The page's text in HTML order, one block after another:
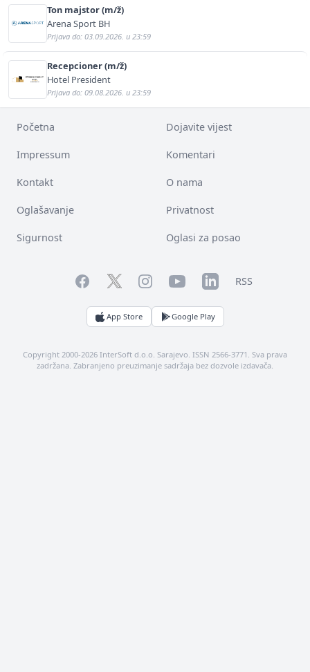
Ton majstor (m/ž)
Arena Sport BH
Prijava do: 03.09.2026. u 23:59
Recepcioner (m/ž)
Hotel President
Prijava do: 09.08.2026. u 23:59
Početna Dojavite vijest
Impressum Komentari
Kontakt O nama
Oglašavanje Privatnost
Sigurnost Oglasi za posao
FacebookTwitterInstagramYouTubeLinkedInRSS
App Store Google Play
Copyright 2000-2026 InterSoft d.o.o. Sarajevo. ISSN 2566-3771. Sva prava
zadržana. Zabranjeno preuzimanje sadržaja bez dozvole izdavača.